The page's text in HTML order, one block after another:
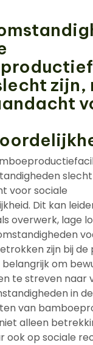
zijn,
voor sociale
Dit kan
overwerk, lage
zijn bij
om
te streven naar
in
van
alleen
ook op sociale